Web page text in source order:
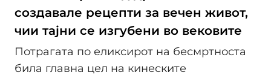
создавале рецепти за вечен живот,
чии тајни се изгубени во вековите
Потрагата по еликсирот на бесмртноста
била главна цел на кинеските